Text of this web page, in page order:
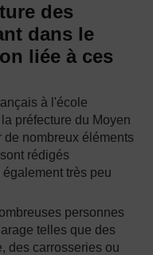
des
dans le
liée à ces
à l'école
préfecture du Moyen
de nombreux éléments
rédigés
très peu
personnes
telles que des
des carrosseries ou